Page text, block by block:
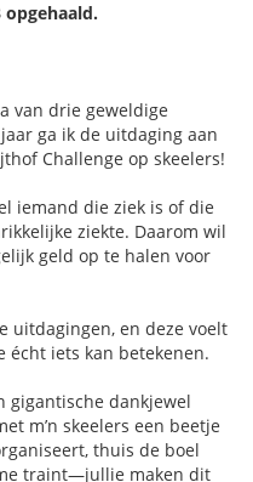
van drie geweldige
ga ik de uitdaging aan
Challenge op skeelers!
iemand die ziek is of die
ziekte. Daarom wil
geld op te halen voor
uitdagingen, en deze voelt
iets kan betekenen.
gigantische dankjewel
m’n skeelers een beetje
thuis de boel
traint—jullie maken dit